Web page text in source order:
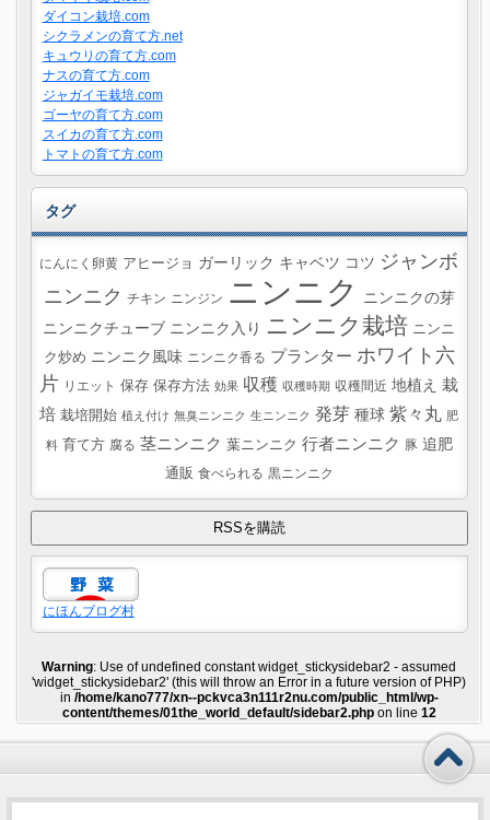
ダイコン栽培.com
シクラメンの育て方.net
キュウリの育て方.com
ナスの育て方.com
ジャガイモ栽培.com
ゴーヤの育て方.com
スイカの育て方.com
トマトの育て方.com
タグ
にんにく卵黄 アヒージョ ガーリック キャベツ コツ ジャンボ
ニンニク チキン ニンジン ニンニク
ニンニクの芽
ニンニクチューブ ニンニク入り ニンニク栽培 ニンニ
ク炒め ニンニク風味 ニンニク香る プランター ホワイト六
片 リエット 保存 保存方法 効果 収穫 収穫時期 収穫間近 地植え 栽
培 栽培開始 植え付け 無臭ニンニク 生ニンニク 発芽 種球 紫々丸 肥
料 育て方 腐る 茎ニンニク 葉ニンニク 行者ニンニク 豚 追肥
通販 食べられる 黒ニンニク
にほんブログ村
Warning: Use of undefined constant widget_stickysidebar2 - assumed
'widget_stickysidebar2' (this will throw an Error in a future version of PHP)
in /home/kano777/xn--pckvca3n111r2nu.com/public_html/wp-
content/themes/01the_world_default/sidebar2.phpon line 12